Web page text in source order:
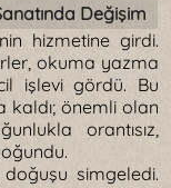
Değişim
hizmetine girdi.
okuma yazma
işlevi gördü. Bu
kaldı; önemli olan
orantısız,
simgeledi.